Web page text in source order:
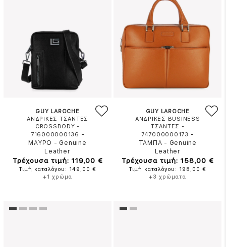
GUY LAROCHE
ΑΝΔΡΙΚΕΣ ΤΣΑΝΤΕΣ
CROSSBODY -
716000000136 -
ΜΑΥΡΟ - Genuine
Leather
Τρέχουσα τιμή: 119,00 €
Τιμή καταλόγου: 149,00 €
+1 χρώμα
GUY LAROCHE
ΑΝΔΡΙΚΕΣ BUSINESS
ΤΣΑΝΤΕΣ -
747000000173 -
ΤΑΜΠΑ - Genuine
Leather
Τρέχουσα τιμή: 158,00 €
Τιμή καταλόγου: 198,00 €
+3 χρώματα